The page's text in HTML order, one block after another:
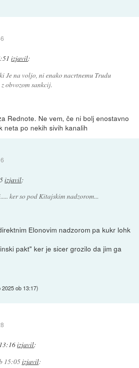
izjavil:
Je na voljo, ni enako nacrtnemu Trudu
obvozom sankcij.
Rednote. Ne vem, če ni bolj enostavno
neta po nekih sivih kanalih
izjavil:
ker so pod Kitajskim nadzorom...
Elonovim nadzorom pa kukr lohk
pakt" ker je sicer grozilo da jim ga
2025 ob 13:17)
izjavil:
15:05izjavil: